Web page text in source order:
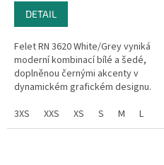
DETAIL
Felet RN 3620 White/Grey vyniká
moderní kombinací bílé a šedé,
doplněnou černými akcenty v
dynamickém grafickém designu.
nádechem originality.
3XS XXS XS S M L